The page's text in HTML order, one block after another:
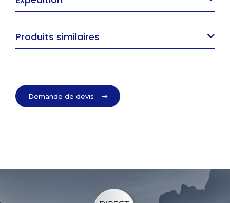
Produits similaires
Demande de devis